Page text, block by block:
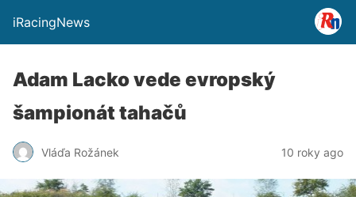
iRacingNews
Adam Lacko vede evropský
šampionát tahačů
Vláďa Rožánek 10 roky ago